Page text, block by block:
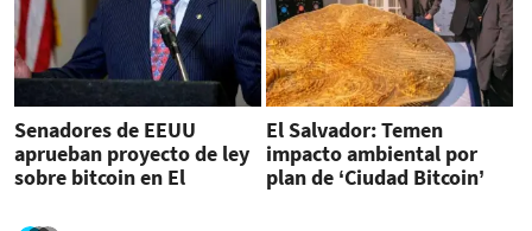
Senadores de EEUU
aprueban proyecto de ley
sobre bitcoin en El
El Salvador: Temen
impacto ambiental por
plan de ‘Ciudad Bitcoin’